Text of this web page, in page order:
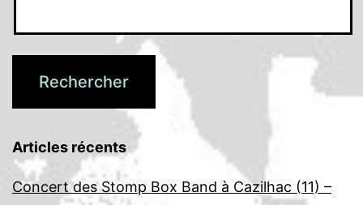
Articles récents
Concert des Stomp Box Band à Cazilhac (11) –